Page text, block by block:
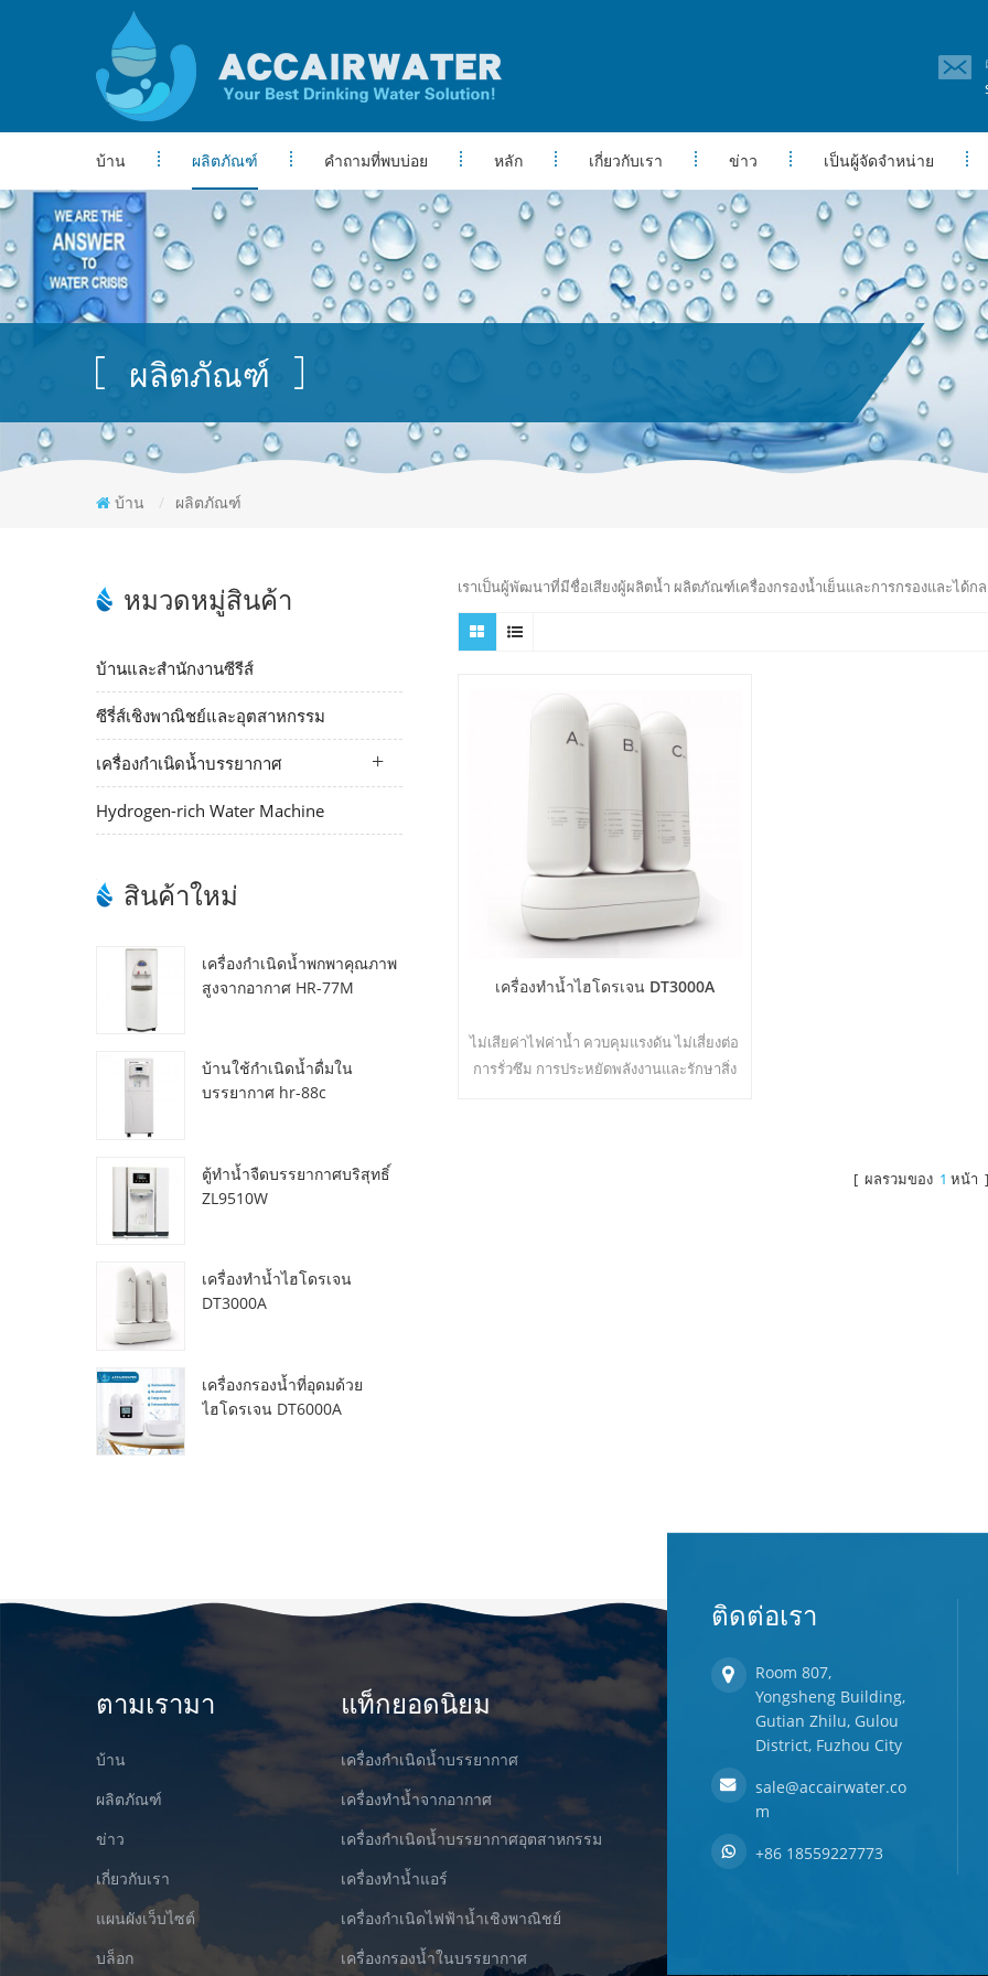
บ้าน ผลิตภัณฑ์ คำถามที่พบบ่อย หลัก เกี่ยวกับเรา ข่าว เป็นผู้จัดจำหน่าย
ผลิตภัณฑ์
บ้าน / ผลิตภัณฑ์
หมวดหมู่สินค้า
บ้านและสำนักงานซีรีส์
ซีรี่ส์เชิงพาณิชย์และอุตสาหกรรม
เครื่องกำเนิดน้ำบรรยากาศ
Hydrogen-rich Water Machine
สินค้าใหม่
เครื่องกำเนิดน้ำพกพาคุณภาพ
สูงจากอากาศ HR-77M
บ้านใช้กำเนิดน้ำดื่มใน
บรรยากาศ hr-88c
ตู้ทำน้ำจืดบรรยากาศบริสุทธิ์
ZL9510W
เครื่องทำน้ำไฮโดรเจน
DT3000A
เครื่องกรองน้ำที่อุดมด้วย
ไฮโดรเจน DT6000A
เราเป็นผู้พัฒนาที่มีชื่อเสียงผู้ผลิตน้ำ ผลิตภัณฑ์เครื่องกรองน้ำเย็นและการกรองและได้ก
เครื่องทำน้ำไฮโดรเจน DT3000A
ไม่เสียค่าไฟค่าน้ำ ควบคุมแรงดัน ไม่เสี่ยงต่อ
การรั่วซึม การประหยัดพลังงานและรักษาสิ่ง
[ ผลรวมของ 1 หน้า
ตามเรามา
บ้าน
ผลิตภัณฑ์
ข่าว
เกี่ยวกับเรา
แผนผังเว็บไซต์
บล็อก
แท็กยอดนิยม
เครื่องกำเนิดน้ำบรรยากาศ
เครื่องทำน้ำจากอากาศ
เครื่องกำเนิดน้ำบรรยากาศอุตสาหกรรม
เครื่องทำน้ำแอร์
เครื่องกำเนิดไฟฟ้าน้ำเชิงพาณิชย์
เครื่องกรองน้ำในบรรยากาศ
ติดต่อเรา
Room 807,
Yongsheng Building,
Gutian Zhilu, Gulou
District, Fuzhou City
sale@accairwater.co
m
+86 18559227773